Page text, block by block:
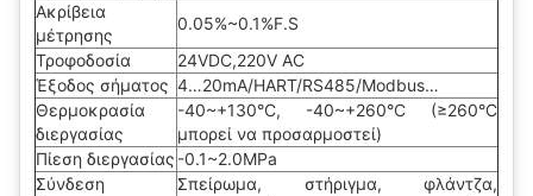
Ακρίβεια
μέτρησης
0.05%~0.1%F.S
Τροφοδοσία
24VDC,220V AC
Έξοδος σήματος 4…20mA/HART/RS485/Modbus…
Θερμοκρασία
διεργασίας
-40~+130°C, -40~+260°C (≥260°C
μπορεί να προσαρμοστεί)
Πίεση διεργασίας -0.1~2.0MPa
Σύνδεση
Σπείρωμα, στήριγμα, φλάντζα,